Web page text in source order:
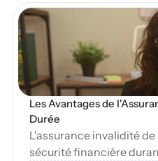
Blog
Les Avantages de
Durée
L'assurance invalidité
sécurité financière